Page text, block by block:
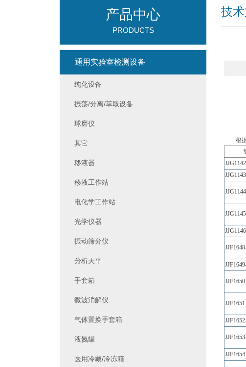
技
根据
产品中心
PRODUCTS
通用实验室检测设备
纯化设备
振荡/分离/萃取设备
球磨仪
其它
移液器
移液工作站
电化学工作站
光学仪器
振动筛分仪
分析天平
手套箱
微波消解仪
气体置换手套箱
液氮罐
医用冷藏/冷冻箱